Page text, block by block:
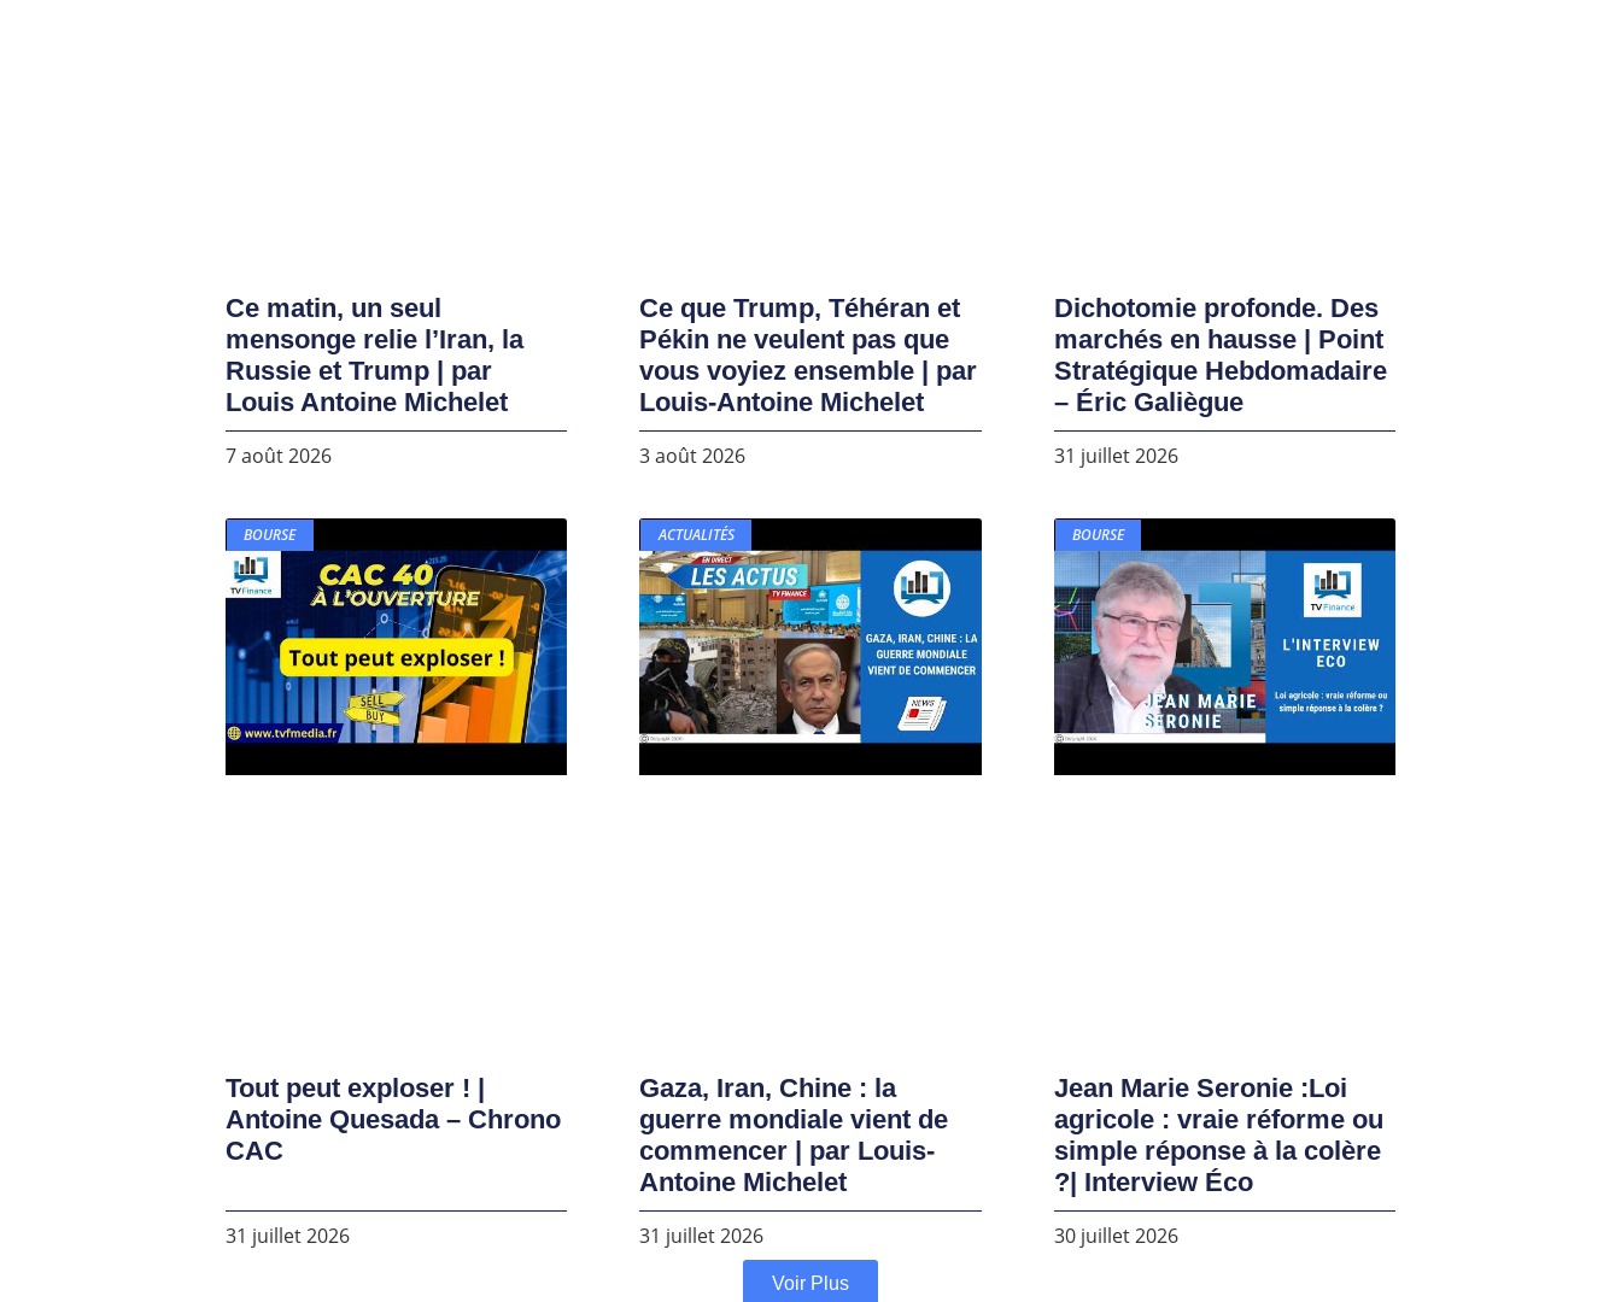
Ce matin, un seul
mensonge relie l’Iran, la
Russie et Trump | par
Louis Antoine Michelet
7 août 2026
Ce que Trump, Téhéran et
Pékin ne veulent pas que
vous voyiez ensemble | par
Louis-Antoine Michelet
3 août 2026
Dichotomie profonde. Des
marchés en hausse | Point
Stratégique Hebdomadaire
– Éric Galiègue
31 juillet 2026
BOURSE
Tout peut exploser ! |
Antoine Quesada – Chrono
CAC
31 juillet 2026
ACTUALITÉS
Gaza, Iran, Chine : la
guerre mondiale vient de
commencer | par Louis-
Antoine Michelet
31 juillet 2026
BOURSE
Jean Marie Seronie :Loi
agricole : vraie réforme ou
simple réponse à la colère
?| Interview Éco
30 juillet 2026
Voir Plus